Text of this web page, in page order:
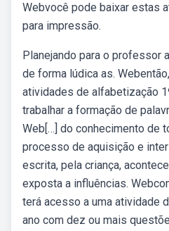
Webvocê pode baixar estas
para impressão.
Planejando para o professor
de forma lúdica as.
atividades de alfabetização
trabalhar a formação de
Web[…] do conhecimento de
processo de aquisição e
escrita, pela criança,
exposta a influências.
terá acesso a uma atividade
ano com dez ou mais